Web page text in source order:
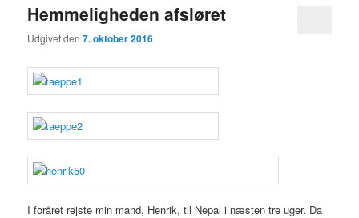
Hemmeligheden afsløret
Udgivet den7. oktober 2016
I foråret rejste min mand, Henrik, til Nepal i næsten tre uger. Da